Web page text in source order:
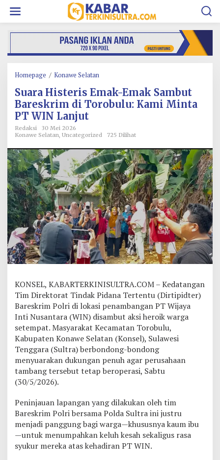
w
Homepage / Konawe Selatan
a
r
a
s
e
r
i
s
E
m
a
k
-
E
m
a
k
m
b
u
t
B
a
r
e
s
r
d
i
o
r
o
Suara Histeris Emak-Emak Sambut
Bareskrim di Torobulu: Kami Minta
PT WIN Lanjut
Redaksi
30 Mei 2026
Konawe Selatan, Uncategorized 725 Dilihat
KONSEL, KABARTERKINISULTRA.COM – Kedatangan
Tim Direktorat Tindak Pidana Tertentu (Dirtipidter)
Bareskrim Polri di lokasi penambangan PT Wijaya
Inti Nusantara (WIN) disambut aksi heroik warga
setempat. Masyarakat Kecamatan Torobulu,
Kabupaten Konawe Selatan (Konsel), Sulawesi
Tenggara (Sultra) berbondong-bondong
menyuarakan dukungan penuh agar perusahaan
tambang tersebut tetap beroperasi, Sabtu
(30/5/2026).
Peninjauan lapangan yang dilakukan oleh tim
Bareskrim Polri bersama Polda Sultra ini justru
menjadi panggung bagi warga—khususnya kaum ibu
—untuk menumpahkan keluh kesah sekaligus rasa
syukur mereka atas kehadiran PT WIN.